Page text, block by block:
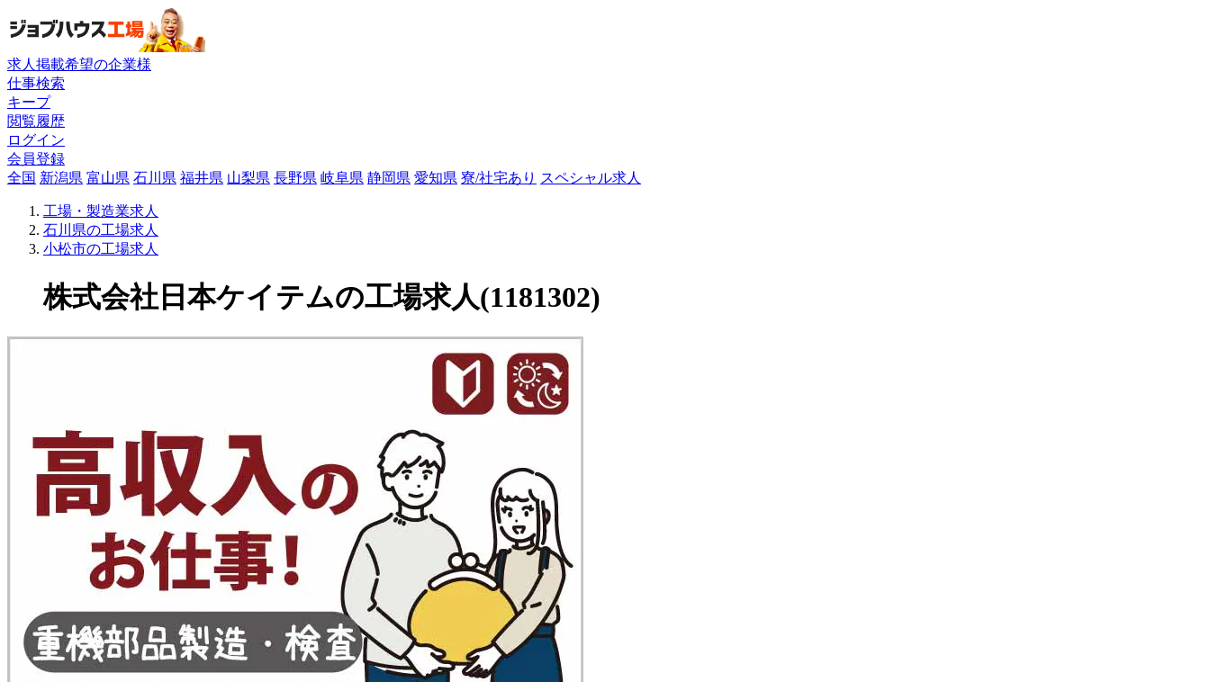
求人掲載希望の企業様
仕事検索
キープ
閲覧履歴
ログイン
会員登録
全国 新潟県 富山県 石川県 福井県 山梨県 長野県 岐阜県 静岡県 愛知県 寮/社宅あり スペシャル求人
工場・製造業求人
石川県の工場求人
小松市の工場求人
株式会社日本ケイテムの工場求人(1181302)